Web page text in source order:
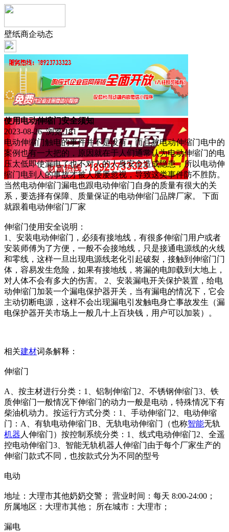
壁纸商企动态
使用电动伸缩门安全须知
2023-08-26 浏览:181
电动伸缩门触电的事件并不是没有，而且被电动伸缩门电中的
案例也有一大把的，原因就在于人们通常认为电动伸缩门的电
压太低即使漏电了也不对人的人身安全造成隐患，所以电动伸
缩门电到人的事故才被人屡屡忽视，导致这类事件防不胜防。
当然电动伸缩门漏电也跟电动伸缩门自身的质量有很大的关
系，要选择有保障、质量保证的电动伸缩门品牌厂家。 下面
就跟着电动伸缩门厂家
伸缩门使用安全说明：
1、安装电动伸缩门，必须有接地线，有很多伸缩门用户或者
安装师傅为了方便，一般不会接地线，只是接通电源线的火线
和零线，这样一旦出现电源线老化引起破裂，接触到伸缩门门
体，容易发生危险，如果有接地线，将漏的电卸载到大地上，
对人体不会有多大的伤害。 2、安装漏电开关保护装置，给电
动伸缩门加装一个漏电保护器开关，当有漏电的情况下，它会
主动切断电源，这样不会出现漏电引发触电身亡事故发生（漏
电保护器开关市场上一般几十上百块钱，用户可以加装）。
相关建材词条解释：
伸缩门
A、按主材进行分类：1、铝制伸缩门2、不锈钢伸缩门3、铁
质伸缩门一般情况下伸缩门的动力一般是电动，特殊情况下有
柴油机动力。按运行方式分类：1、手动伸缩门2、电动伸缩
门：A、有轨电动伸缩门B、无轨电动伸缩门（也称智能无轨
机器 人伸缩门）按控制系统分类：1、线式电动伸缩门2、全遥
控电动伸缩门3、智能无轨机器人伸缩门由于每个厂家生产的
伸缩门款式不同，也按款式分为不同的型号
电动
地址：大理市其他奶奶交警； 营业时间：每天 8:00-24:00；
所属地区：大理市其他； 所在城市：大理市；
漏电